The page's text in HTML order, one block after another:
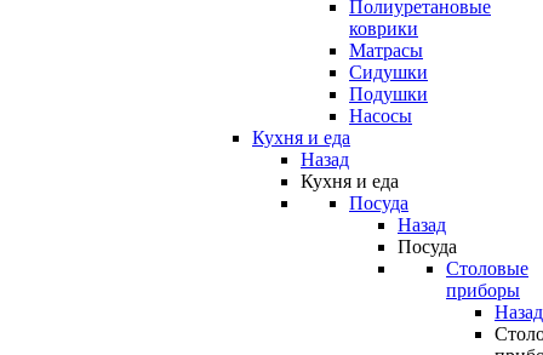
Полиуретановые
коврики
Матрасы
Сидушки
Подушки
Насосы
Кухня и еда
Назад
Кухня и еда
Посуда
Назад
Посуда
Столовые
приборы
Назад